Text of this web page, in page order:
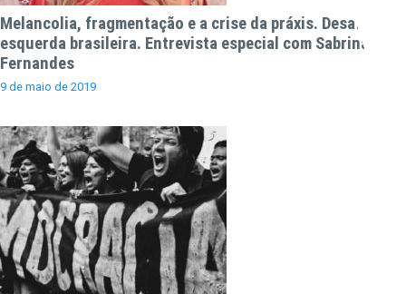
Melancolia, fragmentação e a crise da práxis. Desafios da
esquerda brasileira. Entrevista especial com Sabrina
Fernandes
9 de maio de 2019